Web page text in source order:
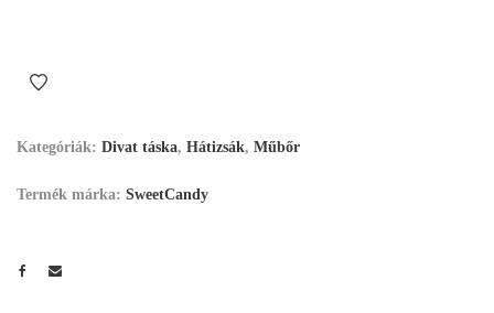
Kategóriák: Divat táska, Hátizsák, Műbőr
Termék márka: SweetCandy